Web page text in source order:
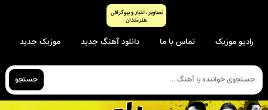
رادیو موزیک تماس با ما دانلود آهنگ جدید موزیک جدید
جستجو